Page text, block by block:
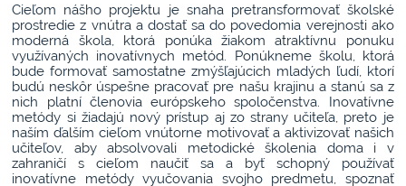
Cieľom nášho projektu je snaha pretransformovať školské
prostredie z vnútra a dostať sa do povedomia verejnosti ako
moderná škola, ktorá ponúka žiakom atraktívnu ponuku
využívaných inovatívnych metód. Ponúkneme školu, ktorá
bude formovať samostatne zmýšľajúcich mladých ľudí, ktorí
budú neskôr úspešne pracovať pre našu krajinu a stanú sa z
nich platní členovia európskeho spoločenstva. Inovatívne
metódy si žiadajú nový prístup aj zo strany učiteľa, preto je
naším ďalším cieľom vnútorne motivovať a aktivizovať našich
učiteľov, aby absolvovali metodické školenia doma i v
zahraničí s cieľom naučiť sa a byť schopný používať
inovatívne metódy vyučovania svojho predmetu, spoznať